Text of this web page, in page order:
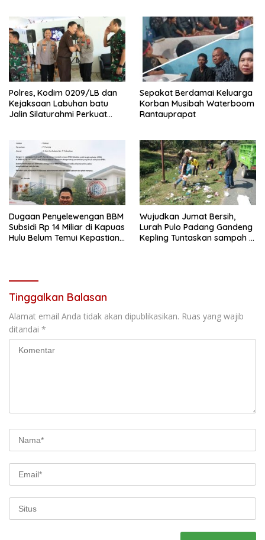
Polres, Kodim 0209/LB dan
Kejaksaan Labuhan batu
Jalin Silaturahmi Perkuat
Sepakat Berdamai Keluarga
Korban Musibah Waterboom
Rantauprapat
Dugaan Penyelewengan BBM
Subsidi Rp 14 Miliar di Kapuas
Hulu Belum Temui Kepastian
Wujudkan Jumat Bersih,
Lurah Pulo Padang Gandeng
Kepling Tuntaskan sampah di
Tinggalkan Balasan
Alamat email Anda tidak akan dipublikasikan. Ruas yang wajib
ditandai *